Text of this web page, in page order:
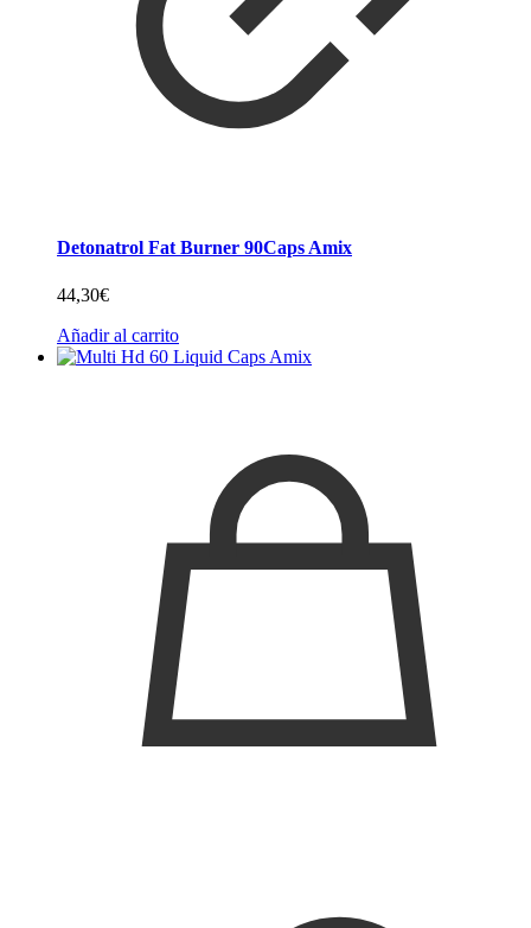
Detonatrol Fat Burner 90Caps Amix
44,30€
Añadir al carrito